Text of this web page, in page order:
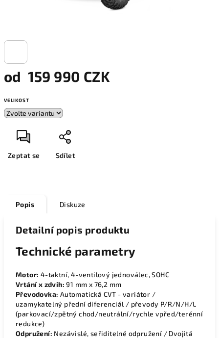
od 159 990 CZK
VELIKOST
Zeptat se Sdílet
Popis Diskuze
Detailní popis produktu
Technické parametry
Motor: 4-taktní, 4-ventilový jednoválec, SOHC
Vrtání x zdvih: 91 mm x 76,2 mm
Převodovka: Automatická CVT - variátor /
uzamykatelný přední diferenciál / převody P/R/N/H/L
(parkovací/zpětný chod/neutrální/rychle vpřed/terénní
redukce)
Odpružení: Nezávislé, seřiditelné odpružení / Dvojitá